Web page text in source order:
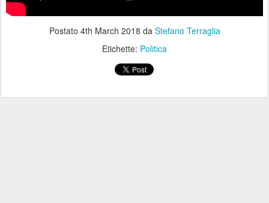
Postato 4th March 2018 da Stefano Terraglia
Etichette: Politica